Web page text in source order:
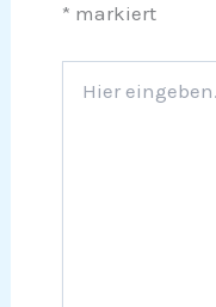
* markiert
eingeben…